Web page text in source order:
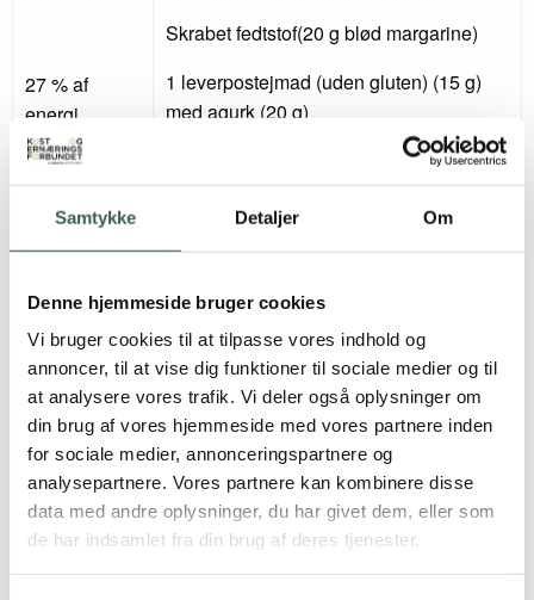
Samtykke Detaljer Om
Denne hjemmeside bruger cookies
Vi bruger cookies til at tilpasse vores indhold og
annoncer, til at vise dig funktioner til sociale medier og til
at analysere vores trafik. Vi deler også oplysninger om
din brug af vores hjemmeside med vores partnere inden
for sociale medier, annonceringspartnere og
analysepartnere. Vores partnere kan kombinere disse
data med andre oplysninger, du har givet dem, eller som
de har indsamlet fra din brug af deres tjenester.
27 % af
energi
Skrabet fedtstof(20 g blød margarine)
1 leverpostejmad (uden gluten) (15 g)
med agurk (20 g)
1 sildemad (30 g) med løgringe (5 g)
1 kartoffelmad (30 g) med mayonnaise
karse (2 g)
1 portion råkost (65 g gulerod, 35 g
hvidkål, 15 g olie/eddikedressing)
1 glas minimælk (150 ml)
Eftermiddag
9 % af energi
2 stk. groft glutenfrit knækbrød (24 g)